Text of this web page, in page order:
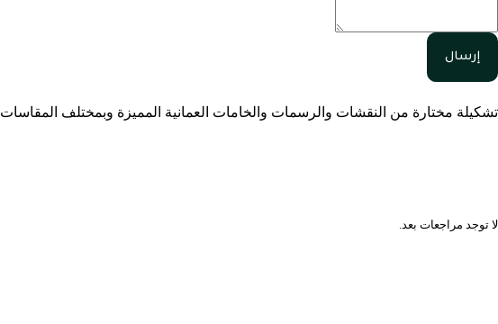
إرسال
تشكيلة مختارة من النقشات والرسمات والخامات العمانية المميزة وبمختلف المقاسات
لا توجد مراجعات بعد.